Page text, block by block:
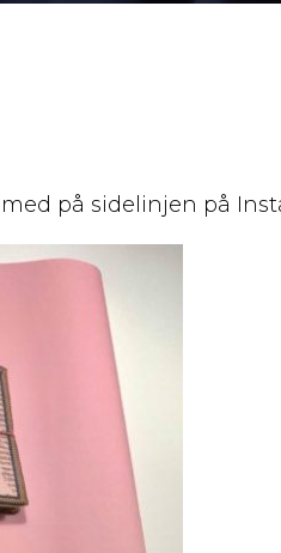
på sidelinjen på